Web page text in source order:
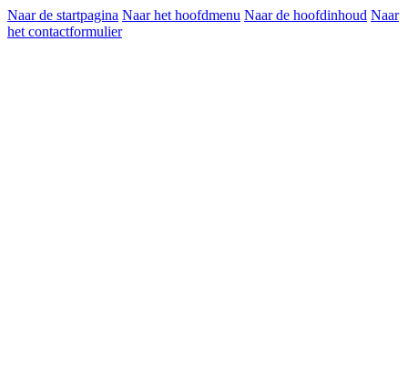
Naar de startpagina Naar het hoofdmenu Naar de hoofdinhoud Naar
het contactformulier